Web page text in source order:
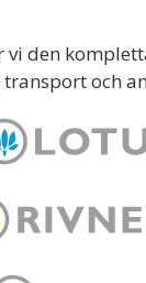
vi den
transport och